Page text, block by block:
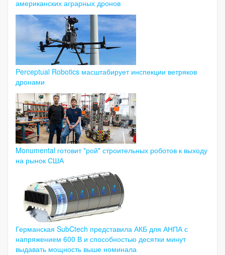
американских аграрных дронов
Perceptual Robotics масштабирует инспекции ветряков
дронами
Monumental готовит "рой" строительных роботов к выходу
на рынок США
Германская SubCtech представила АКБ для АНПА с
напряжением 600 В и способностью десятки минут
выдавать мощность выше номинала